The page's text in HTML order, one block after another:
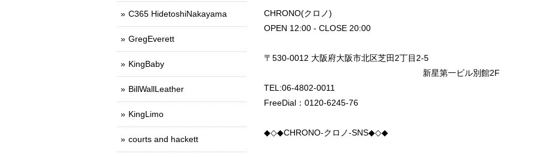
CHRONO(クロノ)
OPEN 12:00 - CLOSE 20:00
〒530-0012 大阪府大阪市北区芝田2丁目2-5
新星第一ビル別館2F
TEL:06-4802-0011
FreeDial：0120-6245-76
◆◇◆CHRONO-クロノ-SNS◆◇◆
C365 HidetoshiNakayama
GregEverett
KingBaby
BillWallLeather
KingLimo
courts and hackett